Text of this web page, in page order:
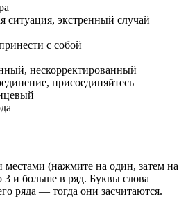
ситуация, экстренный случай
с собой
нескорректированный
присоединяйтесь
(нажмите на один, затем на
и больше в ряд. Буквы слова
ряда — тогда они засчитаются.